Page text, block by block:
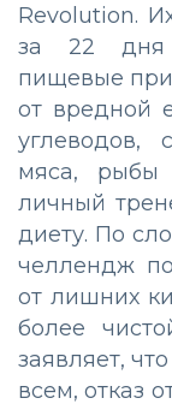
Revolution.
за 22 дня
пищевые
от вредной
углеводов,
мяса, рыбы
личный
диету. По
челлендж
от лишних
более
заявляет,
всем, отказ